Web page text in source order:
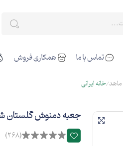
تماس با ما همکاری فروش
خانه ایرانی
جعبه دمنوش گلستان
(268)